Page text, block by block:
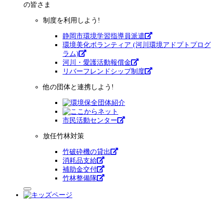
の皆さま
制度を利用しよう!
静岡市環境学習指導員派遣
環境美化ボランティア (河川環境アドプトプログ
ラム)
河川・愛護活動報償金
リバーフレンドシップ制度
他の団体と連携しよう!
市⺠活動センター
放任竹林対策
竹破砕機の貸出
消耗品支給
補助金交付
竹林整備隊